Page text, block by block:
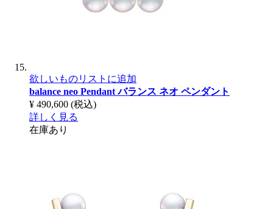
欲しいものリストに追加
balance neo Pendantバランス ネオ ペンダント
¥ 490,600 (税込)
詳しく見る
在庫あり